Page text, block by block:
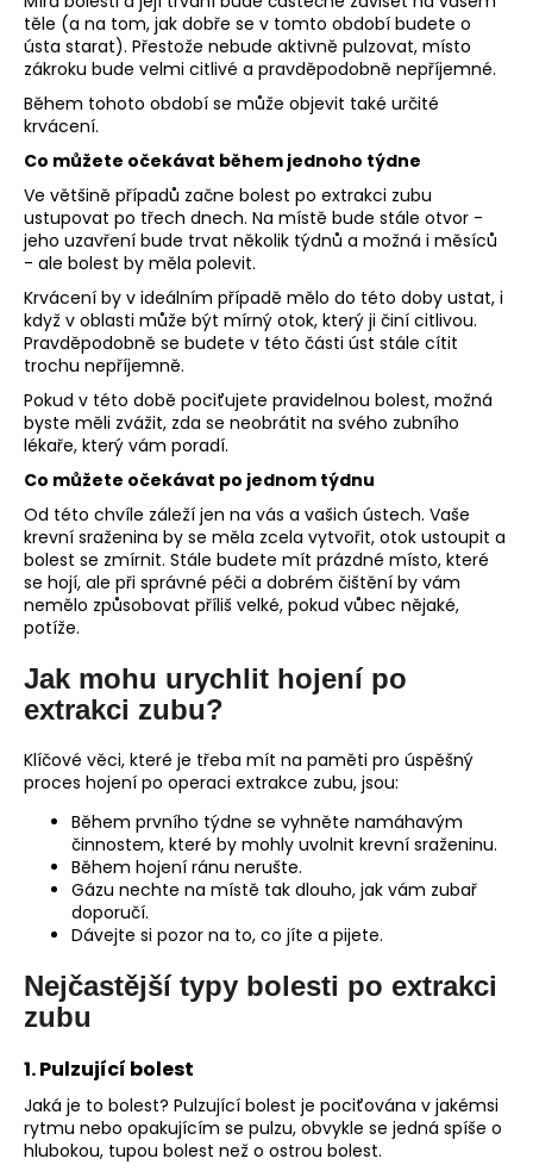
těle (a na tom, jak dobře se v tomto období budete o
ústa starat). Přestože nebude aktivně pulzovat, místo
zákroku bude velmi citlivé a pravděpodobně nepříjemné.
Během tohoto období se může objevit také určité
krvácení.
Co můžete očekávat během jednoho týdne
Ve většině případů začne bolest po extrakci zubu
ustupovat po třech dnech. Na místě bude stále otvor -
jeho uzavření bude trvat několik týdnů a možná i měsíců
- ale bolest by měla polevit.
Krvácení by v ideálním případě mělo do této doby ustat, i
když v oblasti může být mírný otok, který ji činí citlivou.
Pravděpodobně se budete v této části úst stále cítit
trochu nepříjemně.
Pokud v této době pociťujete pravidelnou bolest, možná
byste měli zvážit, zda se neobrátit na svého zubního
lékaře, který vám poradí.
Co můžete očekávat po jednom týdnu
Od této chvíle záleží jen na vás a vašich ústech. Vaše
krevní sraženina by se měla zcela vytvořit, otok ustoupit a
bolest se zmírnit. Stále budete mít prázdné místo, které
se hojí, ale při správné péči a dobrém čištění by vám
nemělo způsobovat příliš velké, pokud vůbec nějaké,
potíže.
Jak mohu urychlit hojení po
extrakci zubu?
Klíčové věci, které je třeba mít na paměti pro úspěšný
proces hojení po operaci extrakce zubu, jsou:
Během prvního týdne se vyhněte namáhavým
činnostem, které by mohly uvolnit krevní sraženinu.
Během hojení ránu nerušte.
Gázu nechte na místě tak dlouho, jak vám zubař
doporučí.
Dávejte si pozor na to, co jíte a pijete.
Nejčastější typy bolesti po extrakci
zubu
1. Pulzující bolest
Jaká je to bolest? Pulzující bolest je pociťována v jakémsi
rytmu nebo opakujícím se pulzu, obvykle se jedná spíše o
hlubokou, tupou bolest než o ostrou bolest.